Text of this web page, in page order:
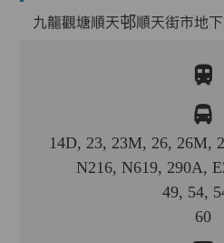
九龍觀塘順天邨順天街市地
14D, 23, 23M, 26, 26M,
N216, N619, 290A,
49, 54,
60